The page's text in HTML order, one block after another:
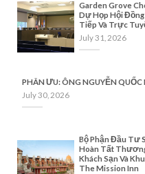
Garden Grove
Dự Họp Hội
Tiếp Và Trực
July 31, 2026
PHÂN ƯU: ÔNG NGUYỄN QUỐC
July 30, 2026
Bộ Phận Đầu Tư
Hoàn Tất
Khách Sạn Và
The Mission Inn